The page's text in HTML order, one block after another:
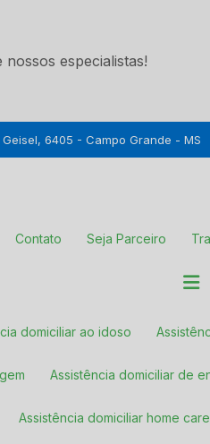
especialistas!
6405 - Campo Grande - MS
Contato Seja Parceiro
domiciliar ao idoso
Assistência domiciliar de
Assistência domiciliar home